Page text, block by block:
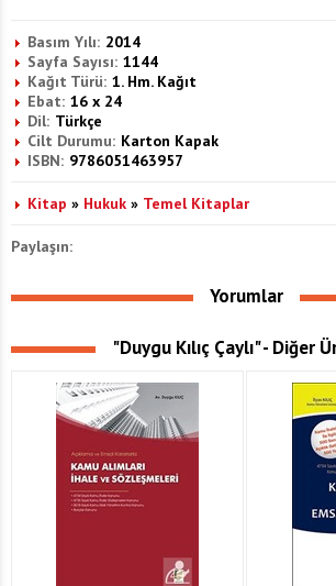
Basım Yılı: 2014
Sayfa Sayısı: 1144
Kağıt Türü: 1. Hm. Kağıt
Ebat: 16 x 24
Dil: Türkçe
Cilt Durumu: Karton Kapak
ISBN: 9786051463957
Kitap » Hukuk » Temel Kitaplar
Paylaşın:
Yorumlar
"Duygu Kılıç Çaylı" - Diğer